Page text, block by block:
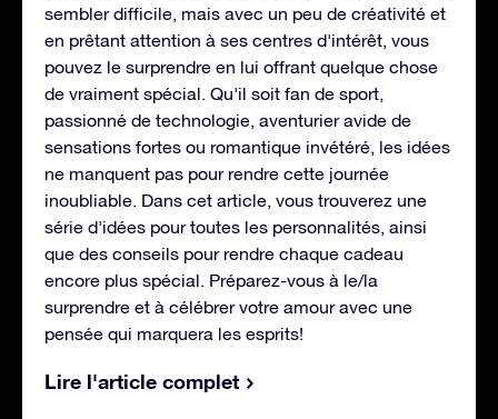
sembler difficile, mais avec un peu de créativité et
en prêtant attention à ses centres d'intérêt, vous
pouvez le surprendre en lui offrant quelque chose
de vraiment spécial. Qu'il soit fan de sport,
passionné de technologie, aventurier avide de
sensations fortes ou romantique invétéré, les idées
ne manquent pas pour rendre cette journée
inoubliable. Dans cet article, vous trouverez une
série d'idées pour toutes les personnalités, ainsi
que des conseils pour rendre chaque cadeau
encore plus spécial. Préparez-vous à le/la
surprendre et à célébrer votre amour avec une
pensée qui marquera les esprits!
Lire l'article complet